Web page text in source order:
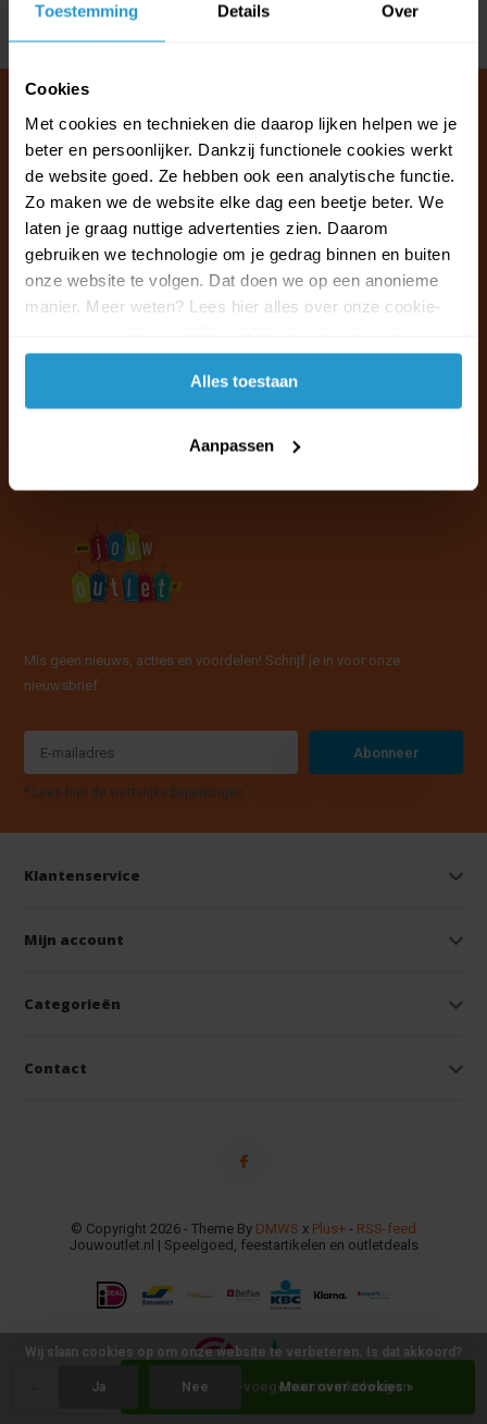
Toestemming Details Over
Cookies
Met cookies en technieken die daarop lijken helpen we je
beter en persoonlijker. Dankzij functionele cookies werkt
de website goed. Ze hebben ook een analytische functie.
Zo maken we de website elke dag een beetje beter. We
laten je graag nuttige advertenties zien. Daarom
gebruiken we technologie om je gedrag binnen en buiten
onze website te volgen. Dat doen we op een anonieme
manier. Meer weten? Lees hier alles over onze cookie-
accepteren.
Alles toestaan
Aanpassen
+ Toevoegen aan winkelwagen
Klantenservice & FAQ
Wij staan voor u klaar.
Ma t/m vr van 09:30 - 16:00 telefonisch
+31 (0)13 785 62 41
Naar de klantenservice & FAQ
Mis geen nieuws, acties en voordelen! Schrijf je in voor onze
nieuwsbrief
Abonneer
* Lees hier de wettelijke beperkingen
Klantenservice
Mijn account
Categorieën
Contact
© Copyright 2026 - Theme By DMWS x Plus+ - RSS-feed
Jouwoutlet.nl | Speelgoed, feestartikelen en outletdeals
Wij slaan cookies op om onze website te verbeteren. Is dat akkoord?
Ja Nee Meer over cookies »